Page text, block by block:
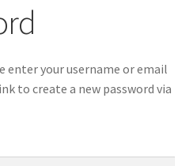
enter your username or email
to create a new password via